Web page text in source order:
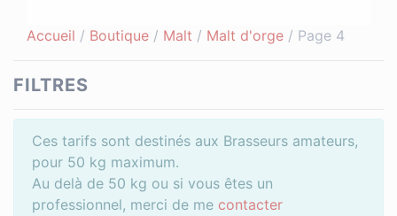
Accueil / Boutique / Malt / Malt d'orge / Page 4
FILTRES
Ces tarifs sont destinés aux Brasseurs amateurs,
pour 50 kg maximum.
Au delà de 50 kg ou si vous êtes un
professionnel, merci de me contacter